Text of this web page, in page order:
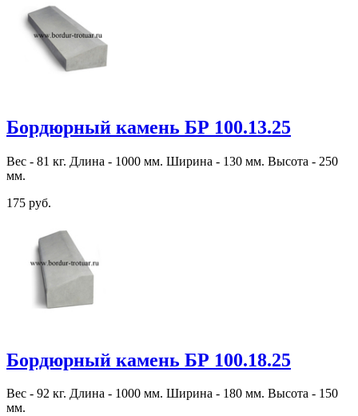
Бордюрный камень БР 100.13.25
Вес - 81 кг. Длина - 1000 мм. Ширина - 130 мм. Высота - 250
мм.
175 руб.
Бордюрный камень БР 100.18.25
Вес - 92 кг. Длина - 1000 мм. Ширина - 180 мм. Высота - 150
мм.